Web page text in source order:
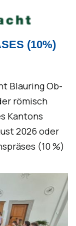
(10%)
Blauring Ob-
römisch
Kantons
2026 oder
(10 %)